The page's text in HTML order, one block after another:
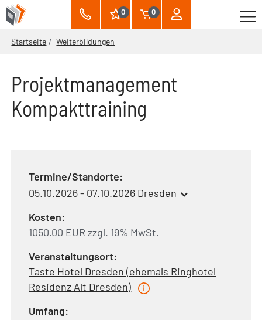
0 0
Startseite Weiterbildungen
Projektmanagement
Kompakttraining
Termine/Standorte:
05.10.2026 - 07.10.2026 Dresden
Kosten:
1050.00 EUR zzgl. 19% MwSt.
Veranstaltungsort:
Taste Hotel Dresden (ehemals Ringhotel
Residenz Alt Dresden)
Umfang: